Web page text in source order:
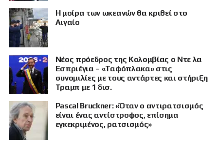
Η μοίρα των ωκεανών θα κριθεί στο
Αιγαίο
Νέος πρόεδρος της Κολομβίας ο Ντε λα
Εσπριέγια – «Ταφόπλακα» στις
συνομιλίες με τους αντάρτες και στήριξη
Τραμπ με 1 δισ.
Pascal Bruckner: «Όταν ο αντιρατσισμός
είναι ένας αντίστροφος, επίσημα
εγκεκριμένος, ρατσισμός»